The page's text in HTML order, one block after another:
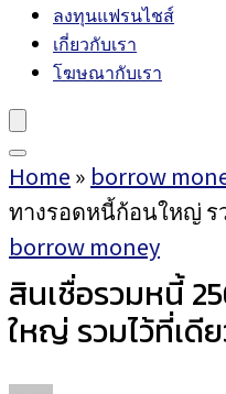
ลงทุนแฟรนไชส์
เกี่ยวกับเรา
โฆษณากับเรา
Home » borrow
ทางรอดหนี้ก้อนใหญ่ ร
borrow money
สินเชื่อรวมหนี้
ใหญ่ รวมไว้ที่เดี